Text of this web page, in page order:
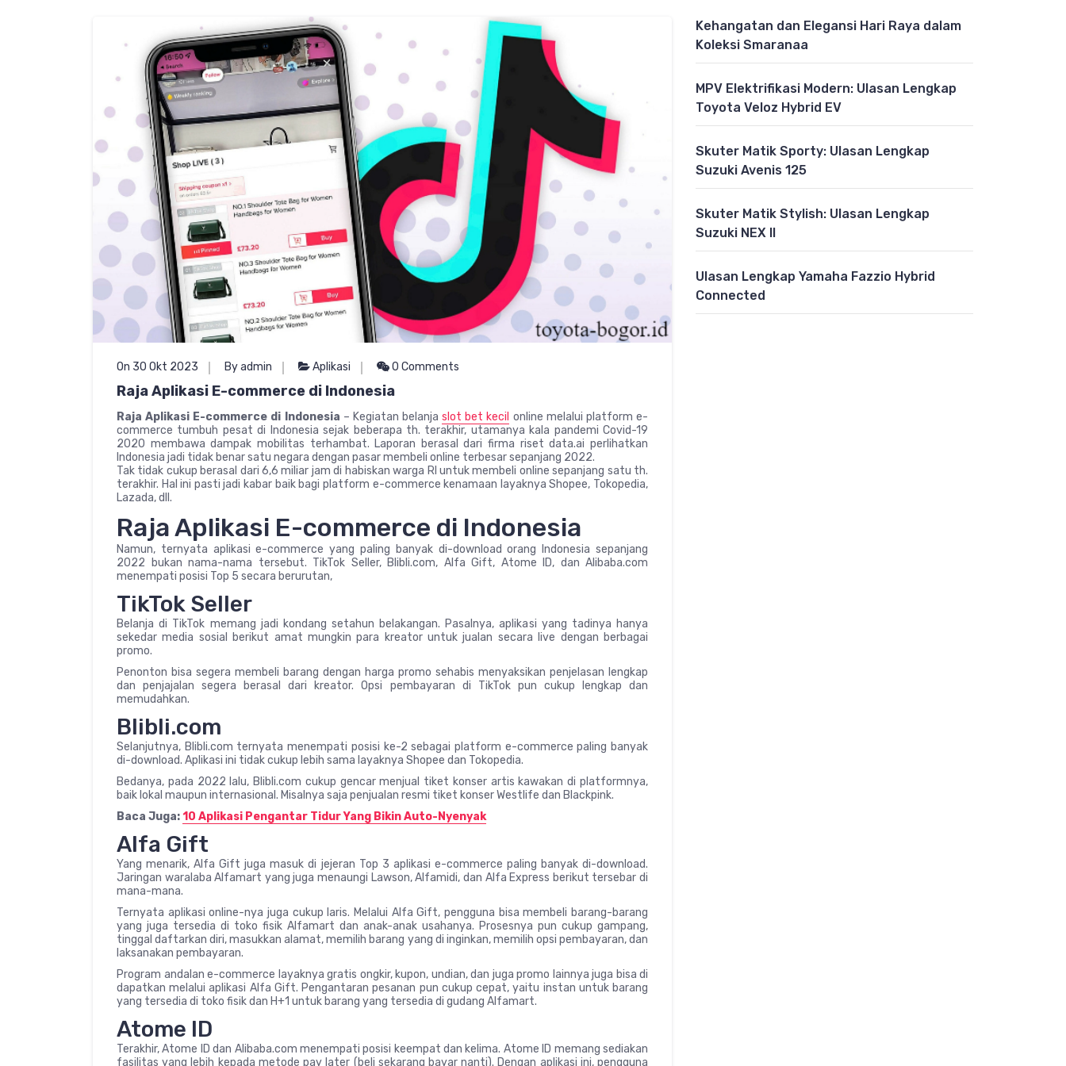
On 30 Okt 2023 By admin Aplikasi 0 Comments
Raja Aplikasi E-commerce di Indonesia
Raja Aplikasi E-commerce di Indonesia – Kegiatan belanjaslot bet kecil online melalui platform e-
commerce tumbuh pesat di Indonesia sejak beberapa th. terakhir, utamanya kala pandemi Covid-19
2020 membawa dampak mobilitas terhambat. Laporan berasal dari firma riset data.ai perlihatkan
Indonesia jadi tidak benar satu negara dengan pasar membeli online terbesar sepanjang 2022.
Tak tidak cukup berasal dari 6,6 miliar jam di habiskan warga RI untuk membeli online sepanjang satu th.
terakhir. Hal ini pasti jadi kabar baik bagi platform e-commerce kenamaan layaknya Shopee, Tokopedia,
Lazada, dll.
Raja Aplikasi E-commerce di Indonesia
Namun, ternyata aplikasi e-commerce yang paling banyak di-download orang Indonesia sepanjang
2022 bukan nama-nama tersebut. TikTok Seller, Blibli.com, Alfa Gift, Atome ID, dan Alibaba.com
menempati posisi Top 5 secara berurutan,
TikTok Seller
Belanja di TikTok memang jadi kondang setahun belakangan. Pasalnya, aplikasi yang tadinya hanya
sekedar media sosial berikut amat mungkin para kreator untuk jualan secara live dengan berbagai
promo.
Penonton bisa segera membeli barang dengan harga promo sehabis menyaksikan penjelasan lengkap
dan penjajalan segera berasal dari kreator. Opsi pembayaran di TikTok pun cukup lengkap dan
memudahkan.
Blibli.com
Selanjutnya, Blibli.com ternyata menempati posisi ke-2 sebagai platform e-commerce paling banyak
di-download. Aplikasi ini tidak cukup lebih sama layaknya Shopee dan Tokopedia.
Bedanya, pada 2022 lalu, Blibli.com cukup gencar menjual tiket konser artis kawakan di platformnya,
baik lokal maupun internasional. Misalnya saja penjualan resmi tiket konser Westlife dan Blackpink.
Baca Juga:10 Aplikasi Pengantar Tidur Yang Bikin Auto-Nyenyak
Alfa Gift
Yang menarik, Alfa Gift juga masuk di jejeran Top 3 aplikasi e-commerce paling banyak di-download.
Jaringan waralaba Alfamart yang juga menaungi Lawson, Alfamidi, dan Alfa Express berikut tersebar di
mana-mana.
Ternyata aplikasi online-nya juga cukup laris. Melalui Alfa Gift, pengguna bisa membeli barang-barang
yang juga tersedia di toko fisik Alfamart dan anak-anak usahanya. Prosesnya pun cukup gampang,
tinggal daftarkan diri, masukkan alamat, memilih barang yang di inginkan, memilih opsi pembayaran, dan
laksanakan pembayaran.
Program andalan e-commerce layaknya gratis ongkir, kupon, undian, dan juga promo lainnya juga bisa di
dapatkan melalui aplikasi Alfa Gift. Pengantaran pesanan pun cukup cepat, yaitu instan untuk barang
yang tersedia di toko fisik dan H+1 untuk barang yang tersedia di gudang Alfamart.
Atome ID
Terakhir, Atome ID dan Alibaba.com menempati posisi keempat dan kelima. Atome ID memang sediakan
fasilitas yang lebih kepada metode pay later (beli sekarang bayar nanti). Dengan aplikasi ini, pengguna
Kehangatan dan Elegansi Hari Raya dalam
Koleksi Smaranaa
MPV Elektrifikasi Modern: Ulasan Lengkap
Toyota Veloz Hybrid EV
Skuter Matik Sporty: Ulasan Lengkap
Suzuki Avenis 125
Skuter Matik Stylish: Ulasan Lengkap
Suzuki NEX II
Ulasan Lengkap Yamaha Fazzio Hybrid
Connected